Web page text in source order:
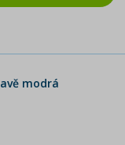
modrá